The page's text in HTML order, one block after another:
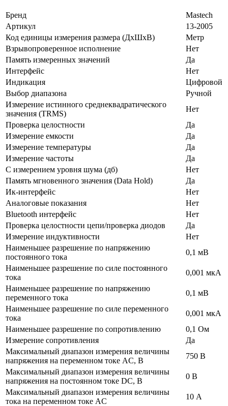
Бренд
Mastech
Артикул
13-2005
Код единицы измерения размера (ДхШхВ)
Метр
Взрывопроверенное исполнение
Нет
Память измеренных значений
Да
Интерфейс
Нет
Индикация
Цифровой
Выбор диапазона
Ручной
Измерение истинного среднеквадратического
значения (ТRMS)
Нет
Проверка целостности
Да
Измерение емкости
Да
Измерение температуры
Да
Измерение частоты
Да
С измерением уровня шума (дб)
Нет
Память мгновенного значения (Data Hold)
Да
Ик-интерфейс
Нет
Аналоговые показания
Нет
Bluetooth интерфейс
Нет
Проверка целостности цепи/проверка диодов
Да
Измерение индуктивности
Нет
Наименьшее разрешение по напряжению
постоянного тока
0,1 мВ
Наименьшее разрешение по силе постоянного
тока
0,001 мкА
Наименьшее разрешение по напряжению
переменного тока
0,1 мВ
Наименьшее разрешение по силе переменного
тока
0,001 мкА
Наименьшее разрешение по сопротивлению
0,1 Ом
Измерение сопротивления
Да
Максимальный диапазон измерения величины
напряжения на переменном токе АC, В
750 В
Максимальный диапазон измерения величины
напряжения на постоянном токе DC, В
0 В
Максимальный диапазон измерения величины
тока на переменном токе АC
10 А